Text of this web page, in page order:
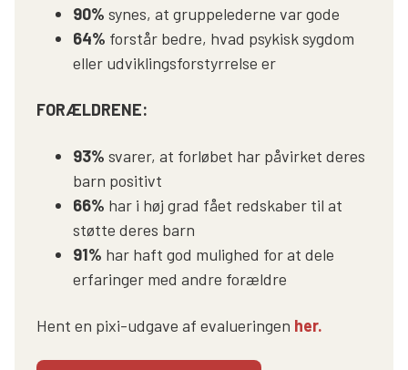
90% synes, at gruppelederne var gode
64% forstår bedre, hvad psykisk sygdom
eller udviklingsforstyrrelse er
FORÆLDRENE:
93% svarer, at forløbet har påvirket deres
barn positivt
66% har i høj grad fået redskaber til at
støtte deres barn
91% har haft god mulighed for at dele
erfaringer med andre forældre
Hent en pixi-udgave af evalueringen her.